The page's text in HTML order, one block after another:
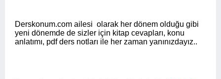
Derskonum.com ailesi olarak her dönem olduğu gibi
yeni dönemde de sizler için kitap cevapları, konu
anlatımı, pdf ders notları ile her zaman yanınızdayız..